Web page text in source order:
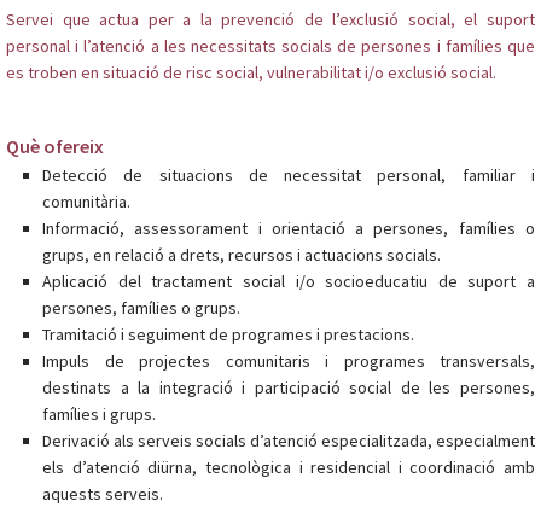
Servei que actua per a la prevenció de l’exclusió social, el suport
personal i l’atenció a les necessitats socials de persones i famílies que
es troben en situació de risc social, vulnerabilitat i/o exclusió social.
Què ofereix
Detecció de situacions de necessitat personal, familiar i
comunitària.
Informació, assessorament i orientació a persones, famílies o
grups, en relació a drets, recursos i actuacions socials.
Aplicació del tractament social i/o socioeducatiu de suport a
persones, famílies o grups.
Tramitació i seguiment de programes i prestacions.
Impuls de projectes comunitaris i programes transversals,
destinats a la integració i participació social de les persones,
famílies i grups.
Derivació als serveis socials d’atenció especialitzada, especialment
els d’atenció diürna, tecnològica i residencial i coordinació amb
aquests serveis.